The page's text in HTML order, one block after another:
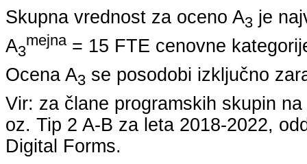
Skupna vrednost za oceno A3 je
A3
mejna= 15 FTE cenovne
Ocena A3 se posodobi izključno
Vir: za člane programskih skupin
oz. Tip 2 A-B za leta 2018-2022,
Digital Forms.